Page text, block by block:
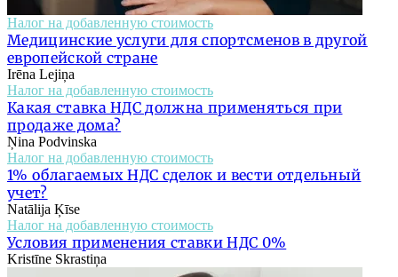
Налог на добавленную стоимость
Медицинские услуги для спортсменов в другой
европейской стране
Irēna Lejiņa
Налог на добавленную стоимость
Какая ставка НДС должна применяться при
продаже дома?
Ņina Podvinska
Налог на добавленную стоимость
1% облагаемых НДС сделок и вести отдельный
учет?
Natālija Ķīse
Налог на добавленную стоимость
Условия применения ставки НДС 0%
Kristīne Skrastiņa